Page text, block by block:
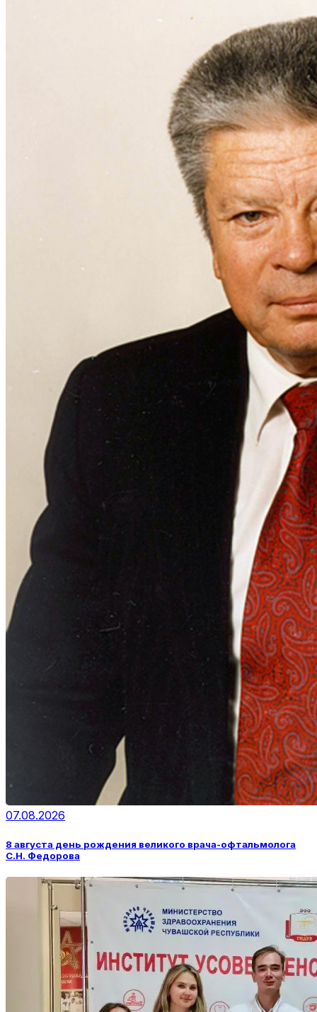
07.08.2026
8 августа день рождения великого врача-офтальмолога
С.Н. Федорова